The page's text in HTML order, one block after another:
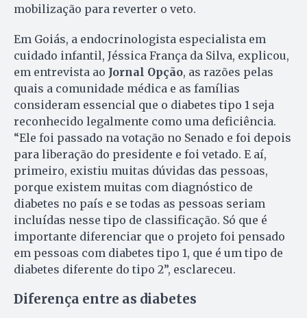
mobilização para reverter o veto.
Em Goiás, a endocrinologista especialista em
cuidado infantil, Jéssica França da Silva, explicou,
em entrevista ao Jornal Opção, as razões pelas
quais a comunidade médica e as famílias
consideram essencial que o diabetes tipo 1 seja
reconhecido legalmente como uma deficiência.
“Ele foi passado na votação no Senado e foi depois
para liberação do presidente e foi vetado. E aí,
primeiro, existiu muitas dúvidas das pessoas,
porque existem muitas com diagnóstico de
diabetes no país e se todas as pessoas seriam
incluídas nesse tipo de classificação. Só que é
importante diferenciar que o projeto foi pensado
em pessoas com diabetes tipo 1, que é um tipo de
diabetes diferente do tipo 2”, esclareceu.
Diferença entre as diabetes